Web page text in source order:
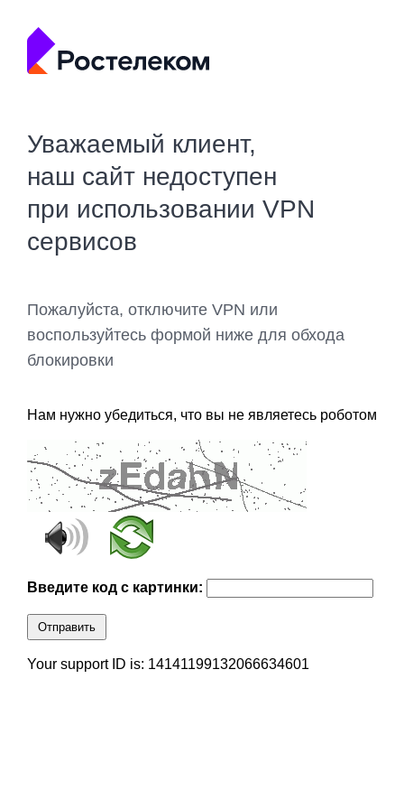
Уважаемый клиент,
наш сайт недоступен
при использовании VPN
сервисов
Пожалуйста, отключите VPN или
воспользуйтесь формой ниже для обхода
блокировки
Нам нужно убедиться, что вы не являетесь роботом
Введите код с картинки:
Отправить
Your support ID is: 14141199132066634601